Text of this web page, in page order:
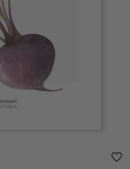
favorite_border